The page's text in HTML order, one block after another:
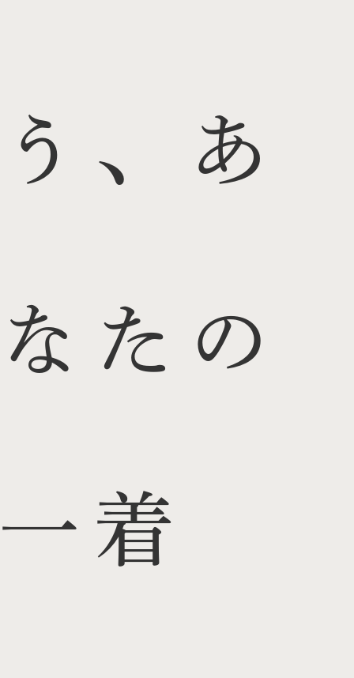
う、あ
なたの
一着